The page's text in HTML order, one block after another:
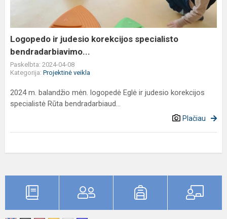
bendradarbiavimo...
Logopedo ir judesio korekcijos specialisto
bendradarbiavimo...
Paskelbta: 2024-04-08
Kategorija: Projektinė veikla
2024 m. balandžio mėn. logopedė Eglė ir judesio korekcijos
specialistė Rūta bendradarbiaud...
Plačiau